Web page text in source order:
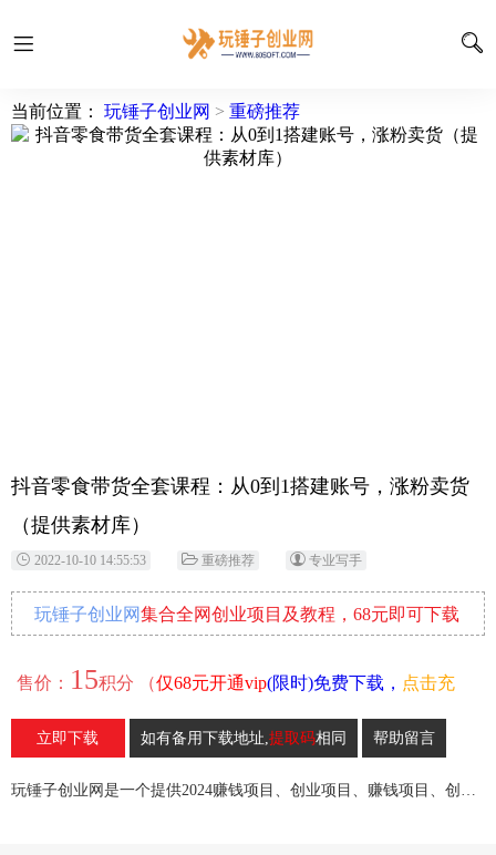
当前位置： 玩锤子创业网 > 重磅推荐
抖音零食带货全套课程：从0到1搭建账号，涨粉卖货
（提供素材库）
2022-10-10 14:55:53 重磅推荐 专业写手
玩锤子创业网集合全网创业项目及教程，68元即可下载
售价： 15积分 （仅68元开通vip(限时)免费下载， 点击充
）
立即下载 如有备用下载地址,提取码相同 帮助留言
玩锤子创业网是一个提供2024赚钱项目、创业项目、赚钱项目、创业赚钱教程、引流教程的创业网,欢迎来玩锤子创业网！